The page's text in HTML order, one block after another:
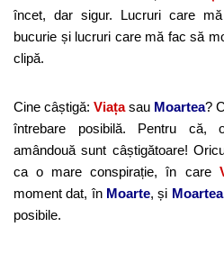
încet, dar sigur. Lucruri care
bucurie și lucruri care mă fac să
clipă.
Cine câștigă: Viața sau Moartea?
întrebare posibilă. Pentru că,
amândouă sunt câștigătoare!
ca o mare conspirație, în care
moment dat, în Moarte, și Moartea
posibile.